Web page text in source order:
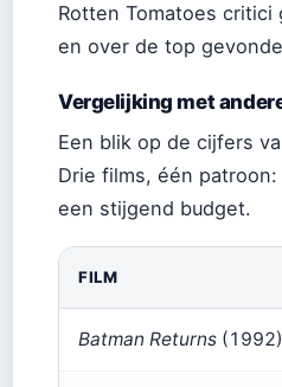
Rotten Tomatoes
en over de top
Vergelijking met
Een blik op de cijfers
Drie films, één
een stijgend budget.
FILM
Batman Returns (1992)